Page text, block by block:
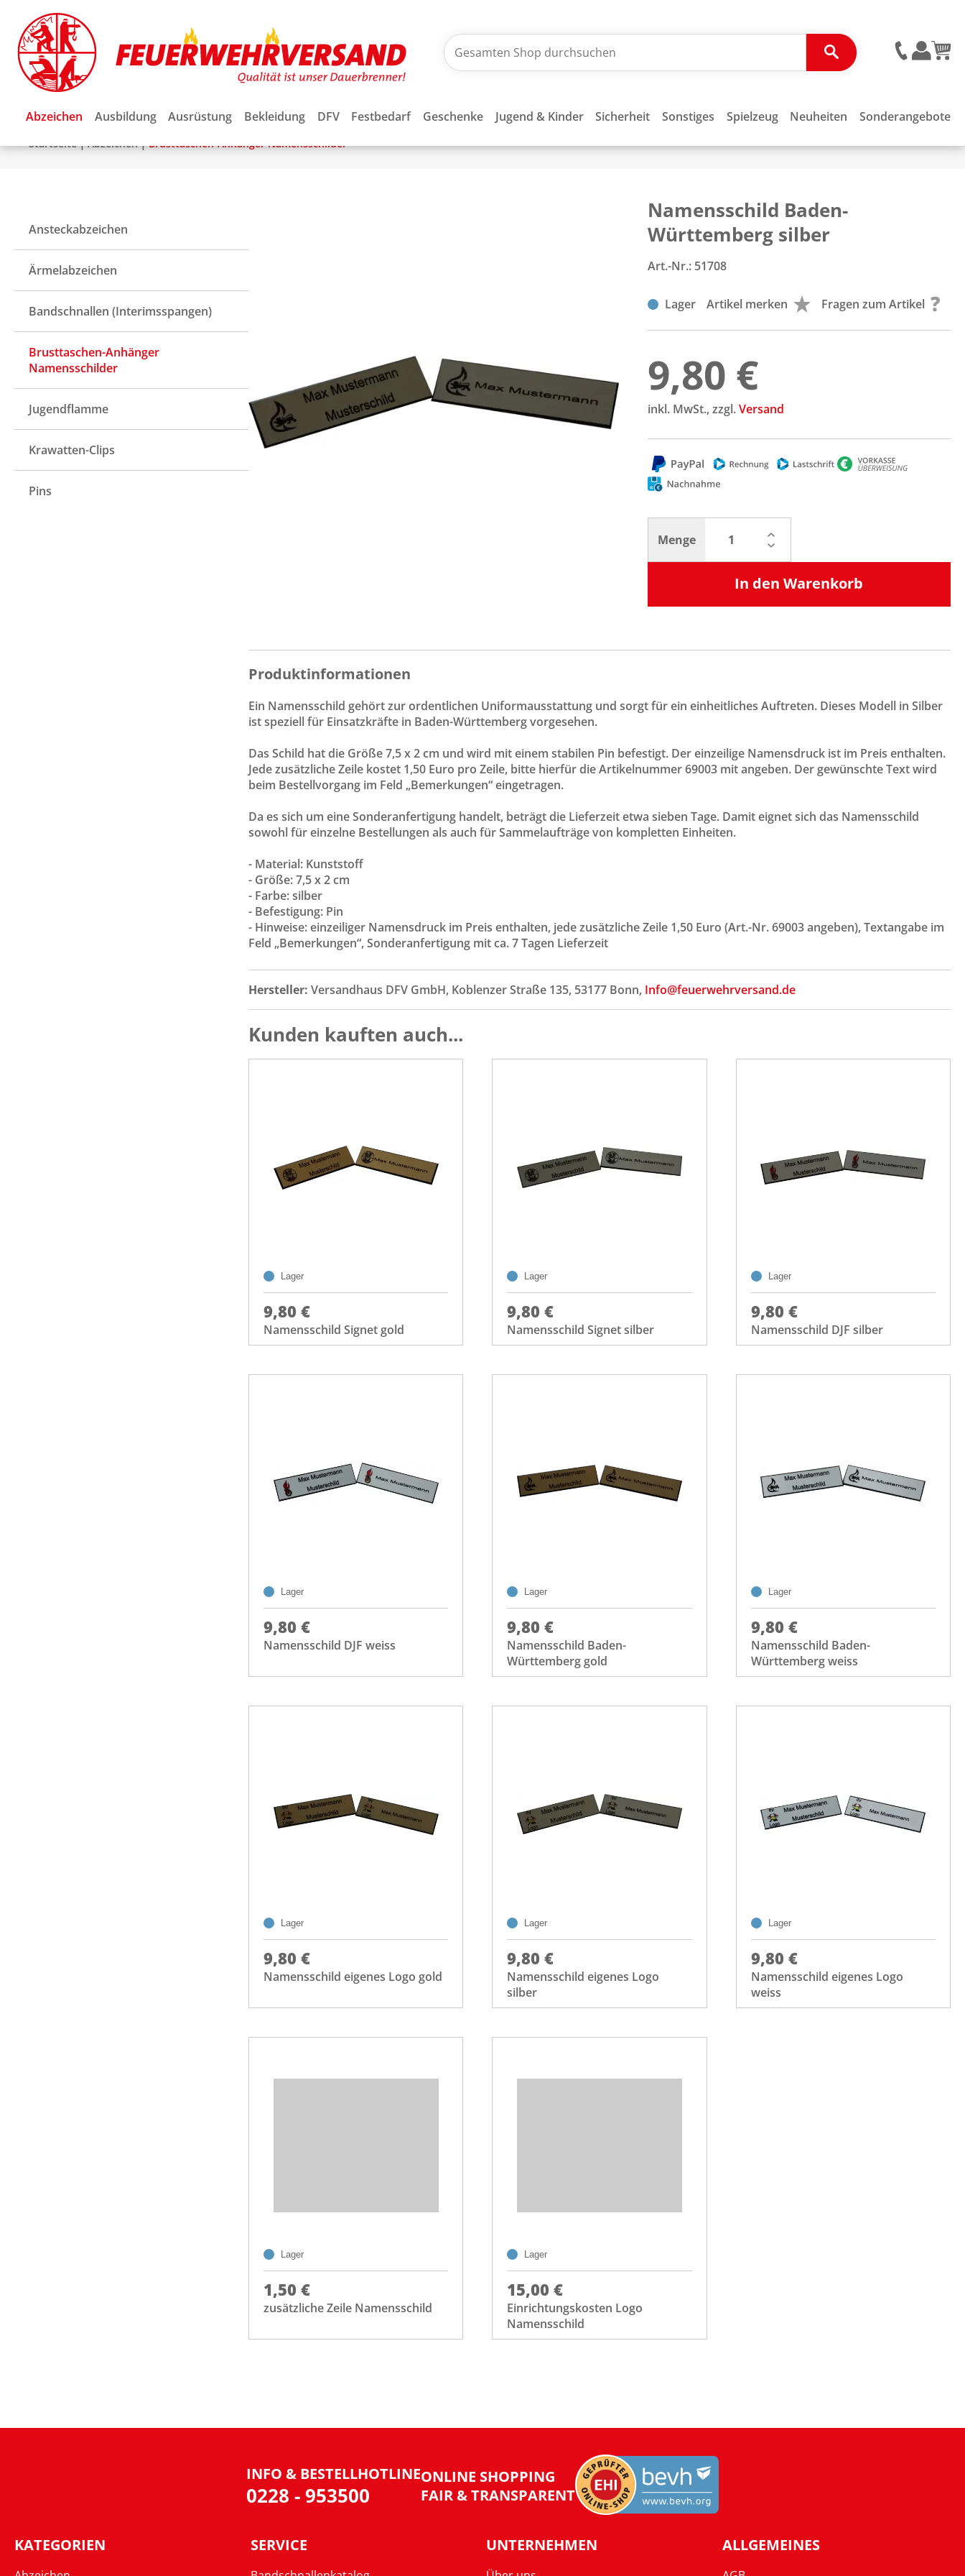
Abzeichen Ausbildung Ausrüstung Bekleidung DFV Festbedarf Geschenke Jugend & Kinder Sicherheit Sonstiges Spielzeug Neuheiten Sonderangebote
Startseite|Abzeichen|Brusttaschen-Anhänger Namensschilder
Ansteckabzeichen
Ärmelabzeichen
Bandschnallen (Interimsspangen)
Brusttaschen-Anhänger
Namensschilder
Jugendflamme
Krawatten-Clips
Pins
Namensschild Baden-
Württemberg silber
Art.-Nr.: 51708
Lager Artikel merken Fragen zum Artikel
9,80 €
inkl. MwSt., zzgl.Versand
Menge
In den Warenkorb
Produktinformationen
Ein Namensschild gehört zur ordentlichen Uniformausstattung und sorgt für ein einheitliches Auftreten. Dieses Modell in Silber
ist speziell für Einsatzkräfte in Baden-Württemberg vorgesehen.
Das Schild hat die Größe 7,5 x 2 cm und wird mit einem stabilen Pin befestigt. Der einzeilige Namensdruck ist im Preis enthalten.
Jede zusätzliche Zeile kostet 1,50 Euro pro Zeile, bitte hierfür die Artikelnummer 69003 mit angeben. Der gewünschte Text wird
beim Bestellvorgang im Feld „Bemerkungen“ eingetragen.
Da es sich um eine Sonderanfertigung handelt, beträgt die Lieferzeit etwa sieben Tage. Damit eignet sich das Namensschild
sowohl für einzelne Bestellungen als auch für Sammelaufträge von kompletten Einheiten.
- Material: Kunststoff
- Größe: 7,5 x 2 cm
- Farbe: silber
- Befestigung: Pin
- Hinweise: einzeiliger Namensdruck im Preis enthalten, jede zusätzliche Zeile 1,50 Euro (Art.-Nr. 69003 angeben), Textangabe im
Feld „Bemerkungen“, Sonderanfertigung mit ca. 7 Tagen Lieferzeit
Hersteller: Versandhaus DFV GmbH, Koblenzer Straße 135, 53177 Bonn, Info@feuerwehrversand.de
Kunden kauften auch...
Lager
9,80 €
Namensschild Signet gold
Lager
9,80 €
Namensschild Signet silber
Lager
9,80 €
Namensschild DJF silber
Lager
9,80 €
Namensschild DJF weiss
Lager
9,80 €
Namensschild Baden-
Württemberg gold
Lager
9,80 €
Namensschild Baden-
Württemberg weiss
Lager
9,80 €
Namensschild eigenes Logo gold
Lager
9,80 €
Namensschild eigenes Logo
silber
Lager
9,80 €
Namensschild eigenes Logo
weiss
Lager
1,50 €
zusätzliche Zeile Namensschild
Lager
15,00 €
Einrichtungskosten Logo
Namensschild
INFO & BESTELLHOTLINE
0228 - 953500
ONLINE SHOPPING
FAIR & TRANSPARENT
KATEGORIEN SERVICE UNTERNEHMEN ALLGEMEINES